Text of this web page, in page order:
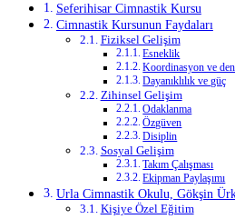
Seferihisar Cimnastik Kursu
Cimnastik Kursunun Faydaları
Fiziksel Gelişim
Esneklik
Koordinasyon ve
Dayanıklılık ve güç
Zihinsel Gelişim
Odaklanma
Özgüven
Disiplin
Sosyal Gelişim
Takım Çalışması
Ekipman Paylaşımı
Urla Cimnastik Okulu, Gökşin
Kişiye Özel Eğitim